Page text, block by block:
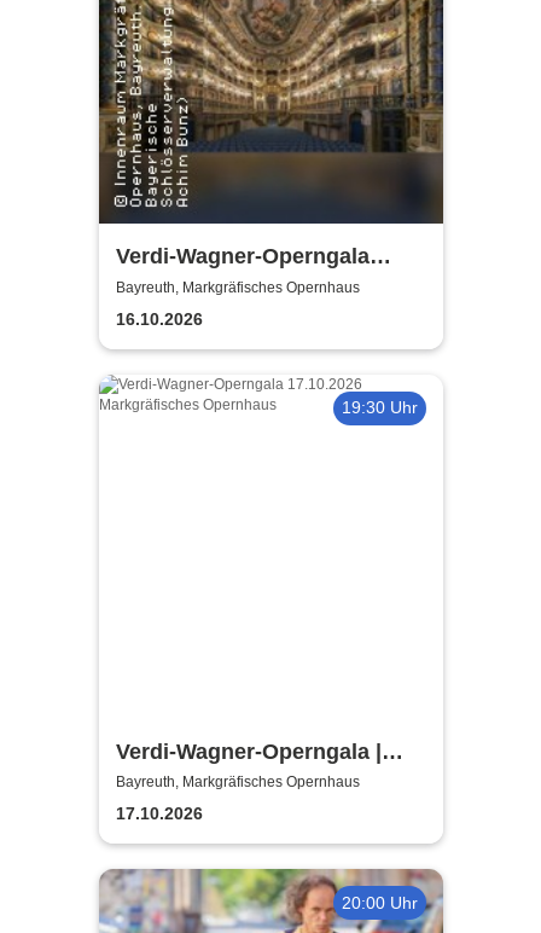
Verdi-Wagner-Operngala
(Zusatzkonzert) - präsentiert
von Opera Classica Europa
Bayreuth, Markgräfisches Opernhaus
16.10.2026
19:30 Uhr
Verdi-Wagner-Operngala |
Thüringen Philharmonie
Gotha-Eisenach
Bayreuth, Markgräfisches Opernhaus
17.10.2026
20:00 Uhr